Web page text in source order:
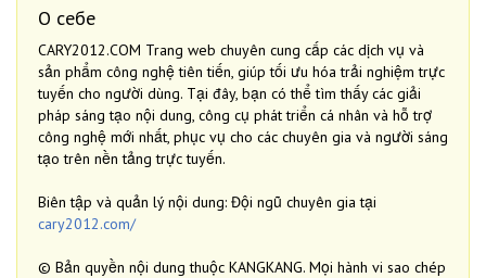
О себе
CARY2012.COM Trang web chuyên cung cấp các dịch vụ và
sản phẩm công nghệ tiên tiến, giúp tối ưu hóa trải nghiệm trực
tuyến cho người dùng. Tại đây, bạn có thể tìm thấy các giải
pháp sáng tạo nội dung, công cụ phát triển cá nhân và hỗ trợ
công nghệ mới nhất, phục vụ cho các chuyên gia và người sáng
tạo trên nền tảng trực tuyến.
Biên tập và quản lý nội dung: Đội ngũ chuyên gia tại
cary2012.com/
© Bản quyền nội dung thuộc KANGKANG. Mọi hành vi sao chép